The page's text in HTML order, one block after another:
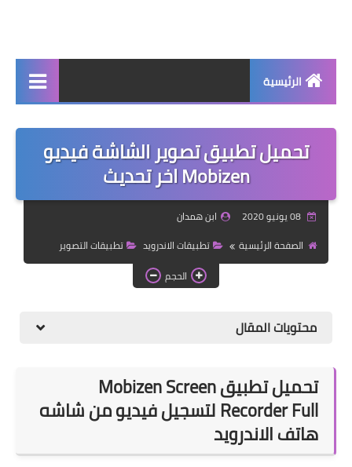
الرئيسية
برامج اساسية
شروحات تقنية
برامج اندرويد
واتساب بلس
تحميل تطبيق تصوير الشاشة فيديو
Mobizen اخر تحديث
08 يونيو 2020
ابن همدان
الصفحة الرئيسية
تطبيقات الاندرويد
تطبيقات التصوير
الحجم
محتويات المقال
تحميل تطبيق Mobizen Screen
Recorder Full لتسجيل فيديو من شاشه
هاتف الاندرويد